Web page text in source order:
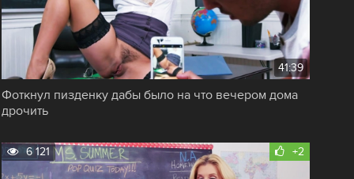
41:39
Фоткнул пизденку дабы было на что вечером дома
дрочить
+2
6 121